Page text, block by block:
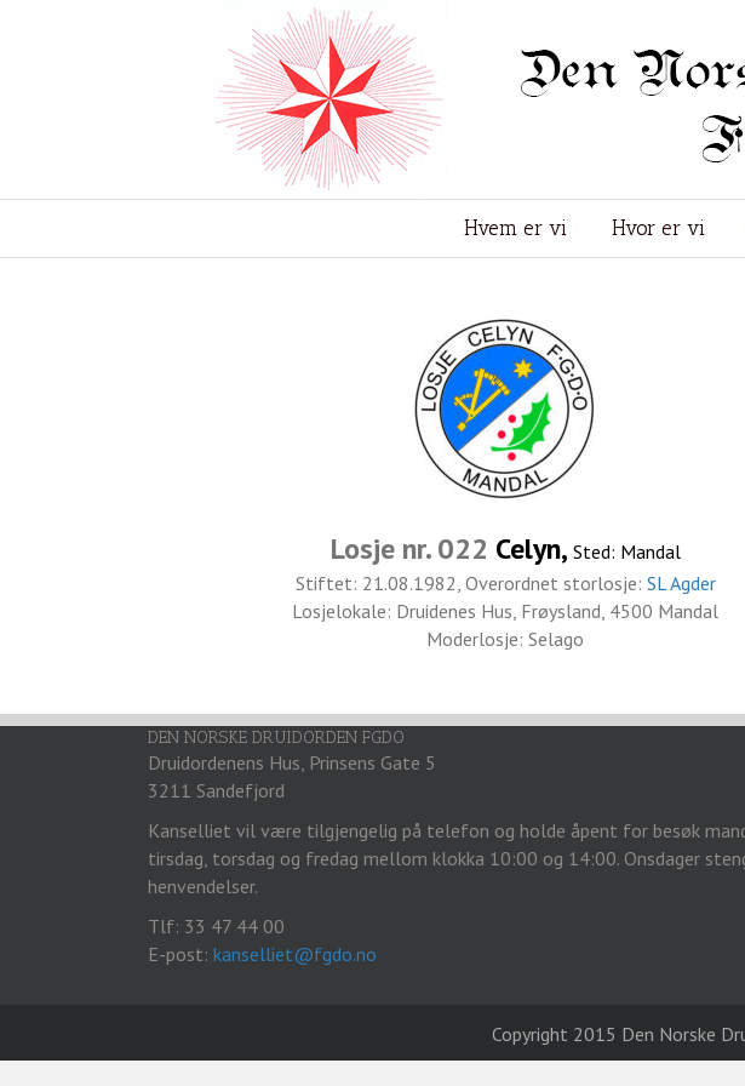
Hvem er vi Hvor er vi
Losje nr. 022 Celyn, Sted: Mandal
Stiftet: 21.08.1982, Overordnet storlosje: SL Agder
Losjelokale: Druidenes Hus, Frøysland, 4500 Mandal
Moderlosje: Selago
DEN NORSKE DRUIDORDEN FGDO
Druidordenens Hus, Prinsens Gate 5
3211 Sandefjord
Kanselliet vil være tilgjengelig på telefon og holde åpent for besøk
tirsdag, torsdag og fredag mellom klokka 10:00 og 14:00. Onsdager
henvendelser.
Tlf: 33 47 44 00
E-post: kanselliet@fgdo.no
Copyright 2015 Den Norske